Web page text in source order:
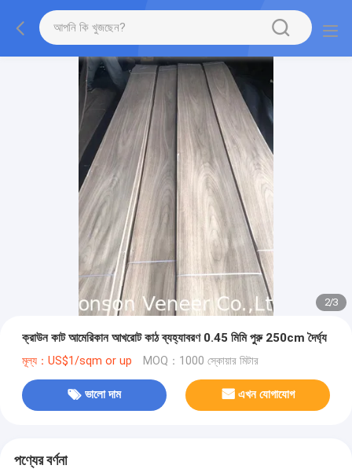
2/3
ক্রাউন কাট আমেরিকান আখরোট কাঠ ব্যহ্যাবরণ 0.45 মিমি পুরু 250cm দৈর্ঘ্য
মূল্য：US$1/sqm or up MOQ：1000 স্কোয়ার মিটার
ভালো দাম এখন যোগাযোগ
পণ্যের বর্ণনা